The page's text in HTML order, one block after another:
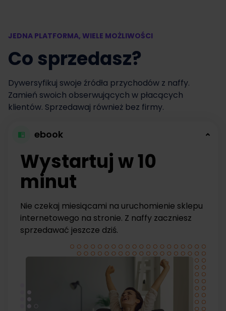
JEDNA PLATFORMA, WIELE MOŻLIWOŚCI
Co sprzedasz?
Dywersyfikuj swoje źródła przychodów z naffy.
Zamień swoich obserwujących w płacących
klientów. Sprzedawaj również bez firmy.
ebook
Wystartuj w 10
minut
Nie czekaj miesiącami na uruchomienie sklepu
internetowego na stronie. Z naffy zaczniesz
sprzedawać jeszcze dziś.